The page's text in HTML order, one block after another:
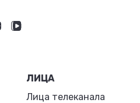
ЛИЦА
Лица телеканала